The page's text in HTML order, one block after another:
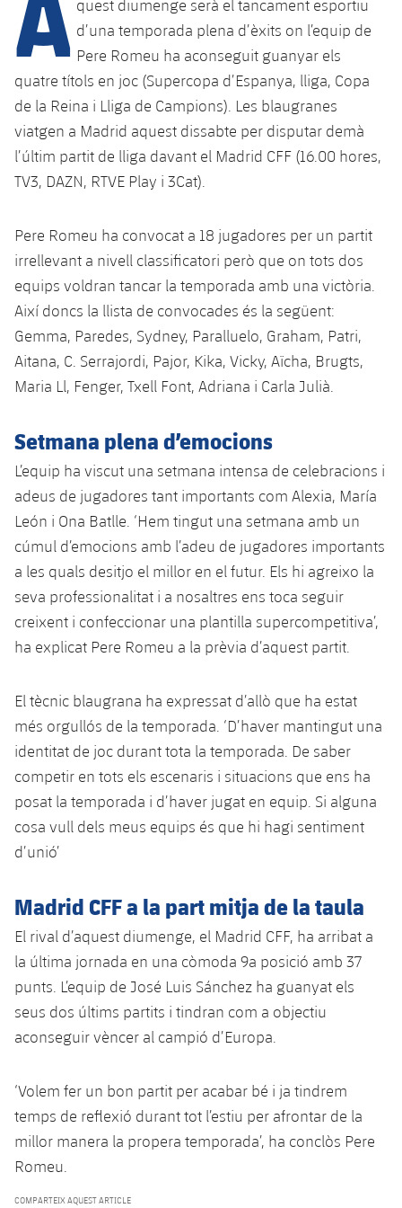
plusicon
més
Instal·lacions
Spotify Camp Nou
Estadi Johan Cruyff
Ciutat Esportiva
La Masia
plusicon
més
Serveis
plusicon
més
Instal·lacions
quest diumenge serà el tancament esportiu
d’una temporada plena d’èxits on l’equip de
Pere Romeu ha aconseguit guanyar els
quatre títols en joc (Supercopa d’Espanya, lliga, Copa
de la Reina i Lliga de Campions). Les blaugranes
viatgen a Madrid aquest dissabte per disputar demà
l’últim partit de lliga davant el Madrid CFF (16.00 hores,
TV3, DAZN, RTVE Play i 3Cat).
Pere Romeu ha convocat a 18 jugadores per un partit
irrellevant a nivell classificatori però que on tots dos
equips voldran tancar la temporada amb una victòria.
Així doncs la llista de convocades és la següent:
Gemma, Paredes, Sydney, Paralluelo, Graham, Patri,
Aitana, C. Serrajordi, Pajor, Kika, Vicky, Aïcha, Brugts,
Maria Ll, Fenger, Txell Font, Adriana i Carla Julià.
Setmana plena d’emocions
L’equip ha viscut una setmana intensa de celebracions i
adeus de jugadores tant importants com Alexia, María
León i Ona Batlle. ‘Hem tingut una setmana amb un
cúmul d’emocions amb l’adeu de jugadores importants
a les quals desitjo el millor en el futur. Els hi agreixo la
seva professionalitat i a nosaltres ens toca seguir
creixent i confeccionar una plantilla supercompetitiva’,
ha explicat Pere Romeu a la prèvia d’aquest partit.
El tècnic blaugrana ha expressat d’allò que ha estat
més orgullós de la temporada. ‘D’haver mantingut una
identitat de joc durant tota la temporada. De saber
competir en tots els escenaris i situacions que ens ha
posat la temporada i d’haver jugat en equip. Si alguna
cosa vull dels meus equips és que hi hagi sentiment
d’unió’
Madrid CFF a la part mitja de la taula
El rival d’aquest diumenge, el Madrid CFF, ha arribat a
la última jornada en una còmoda 9a posició amb 37
punts. L’equip de José Luis Sánchez ha guanyat els
seus dos últims partits i tindran com a objectiu
aconseguir vèncer al campió d’Europa.
‘Volem fer un bon partit per acabar bé i ja tindrem
temps de reflexió durant tot l’estiu per afrontar de la
millor manera la propera temporada’, ha conclòs Pere
Romeu.
COMPARTEIX AQUEST ARTICLE